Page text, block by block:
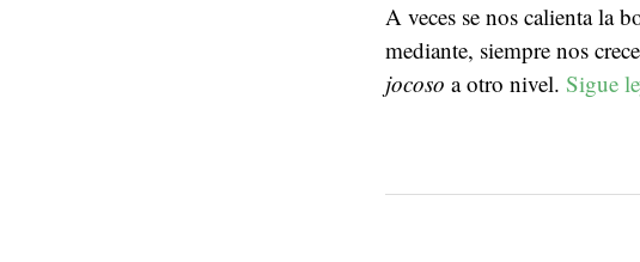
A veces se nos calienta la
mediante, siempre nos
jocoso a otro nivel. Sigue